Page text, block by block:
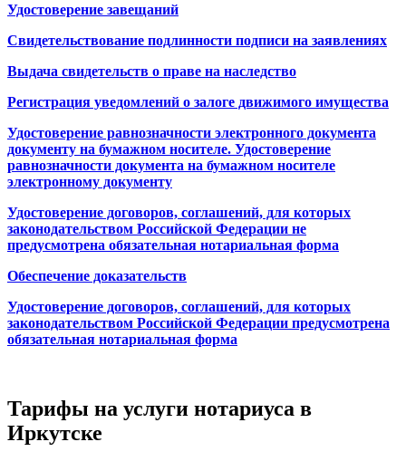
Удостоверение завещаний
Свидетельствование подлинности подписи на заявлениях
Выдача свидетельств о праве на наследство
Регистрация уведомлений о залоге движимого имущества
Удостоверение равнозначности электронного документа
документу на бумажном носителе. Удостоверение
равнозначности документа на бумажном носителе
электронному документу
Удостоверение договоров, соглашений, для которых
законодательством Российской Федерации не
предусмотрена обязательная нотариальная форма
Обеспечение доказательств
Удостоверение договоров, соглашений, для которых
законодательством Российской Федерации предусмотрена
обязательная нотариальная форма
Тарифы на услуги нотариуса в
Иркутске